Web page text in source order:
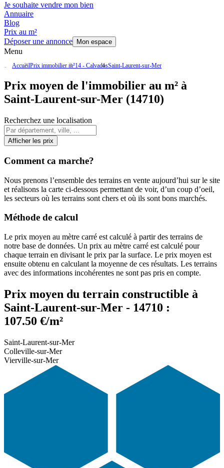
Je souhaite vendre mon bien
Annuaire
Blog
Prix au m²
Déposer une annonce
Mon espace
Menu
AccueilPrix immobilier m²14 - CalvadosSaint-Laurent-sur-Mer
Prix moyen de l'immobilier au m² à
Saint-Laurent-sur-Mer (14710)
Recherchez une localisation
Afficher les prix
Comment ca marche?
Nous prenons l’ensemble des terrains en vente aujourd’hui sur le site
et réalisons la carte ci-dessous permettant de voir, d’un coup d’oeil,
les secteurs où les terrains sont chers et où ils sont bons marchés.
Méthode de calcul
Le prix moyen au mètre carré est calculé à partir des terrains de
notre base de données. Un prix au mètre carré est calculé pour
chaque terrain en divisant le prix par la surface. Le prix moyen est
ensuite obtenu en calculant la moyenne de ces résultats. Les terrains
avec des informations incohérentes ne sont pas pris en compte.
Prix moyen du terrain constructible à
Saint-Laurent-sur-Mer - 14710 :
107.50 €/m²
Saint-Laurent-sur-Mer
Colleville-sur-Mer
Vierville-sur-Mer